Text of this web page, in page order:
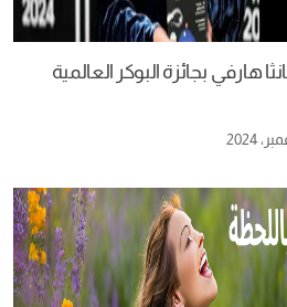
هارفي بجائزة البوكر العالمية